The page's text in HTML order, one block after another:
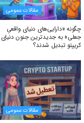
مقالات عمومی
چگونه «دارایی‌های دنیای واقعیِ
جعلی» به جدیدترین جنون دنیای
کریپتو تبدیل شدند؟
مقالات عمومی